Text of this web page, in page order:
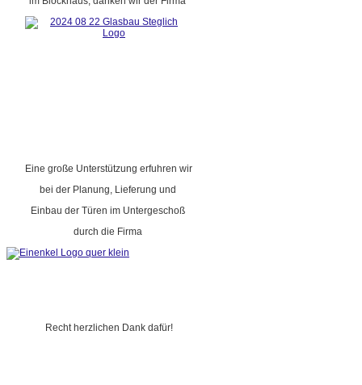
Eine große Unterstützung erfuhren wir
bei der Planung, Lieferung und
Einbau der Türen im Untergeschoß
durch die Firma
Recht herzlichen Dank dafür!